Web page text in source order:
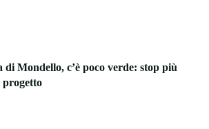
Mondello, c’è poco verde: stop più
progetto